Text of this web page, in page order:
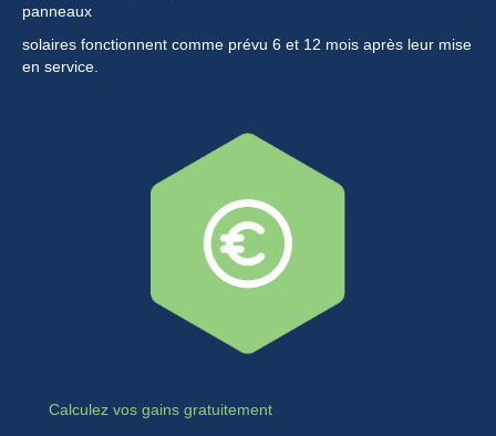
panneaux
solaires fonctionnent comme prévu 6 et 12 mois après leur mise
en service.
Calculez vos gains gratuitement